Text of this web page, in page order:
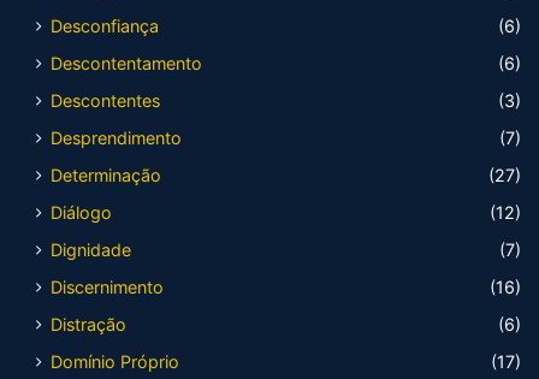
Desconfiança
(6)
Descontentamento
(6)
Descontentes
(3)
Desprendimento
(7)
Determinação
(27)
Diálogo
(12)
Dignidade
(7)
Discernimento
(16)
Distração
(6)
Domínio Próprio
(17)